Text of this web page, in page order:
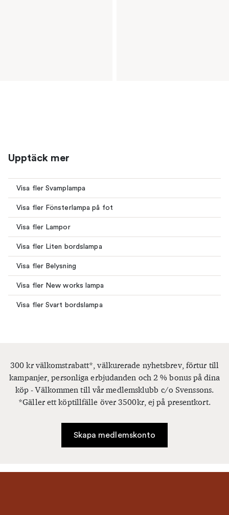
Upptäck mer
Visa fler Svamplampa
Visa fler Fönsterlampa på fot
Visa fler Lampor
Visa fler Liten bordslampa
Visa fler Belysning
Visa fler New works lampa
Visa fler Svart bordslampa
300 kr välkomstrabatt*, välkurerade nyhetsbrev, förtur till
kampanjer, personliga erbjudanden och 2 % bonus på dina
köp - Välkommen till vår medlemsklubb c/o Svenssons.
*Gäller ett köptillfälle över 3500kr, ej på presentkort.
Skapa medlemskonto